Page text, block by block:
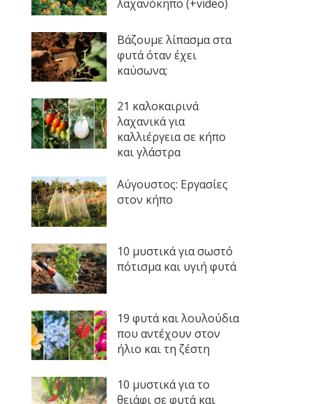
λαχανόκηπο (+video)
Βάζουμε λίπασμα στα
φυτά όταν έχει
καύσωνα;
21 καλοκαιρινά
λαχανικά για
καλλιέργεια σε κήπο
και γλάστρα
Αύγουστος: Εργασίες
στον κήπο
10 μυστικά για σωστό
πότισμα και υγιή φυτά
19 φυτά και λουλούδια
που αντέχουν στον
ήλιο και τη ζέστη
10 μυστικά για το
θειάφι σε φυτά και